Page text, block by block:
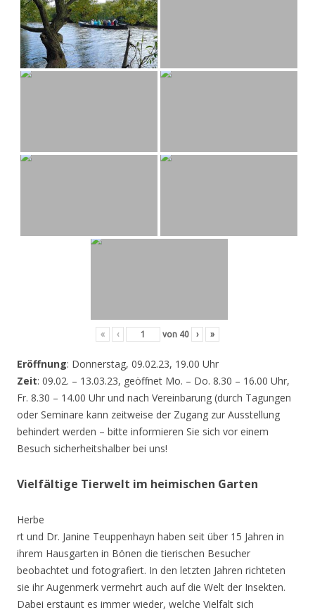
« ‹ von 40 › »
Eröffnung: Donnerstag, 09.02.23, 19.00 Uhr
Zeit: 09.02. – 13.03.23, geöffnet Mo. – Do. 8.30 – 16.00 Uhr,
Fr. 8.30 – 14.00 Uhr und nach Vereinbarung (durch Tagungen
oder Seminare kann zeitweise der Zugang zur Ausstellung
behindert werden – bitte informieren Sie sich vor einem
Besuch sicherheitshalber bei uns!
Vielfältige Tierwelt im heimischen Garten
Herbe
rt und Dr. Janine Teuppenhayn haben seit über 15 Jahren in
ihrem Hausgarten in Bönen die tierischen Besucher
beobachtet und fotografiert. In den letzten Jahren richteten
sie ihr Augenmerk vermehrt auch auf die Welt der Insekten.
Dabei erstaunt es immer wieder, welche Vielfalt sich